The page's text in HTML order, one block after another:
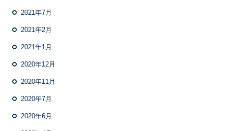
2021年7月
2021年2月
2021年1月
2020年12月
2020年11月
2020年7月
2020年6月